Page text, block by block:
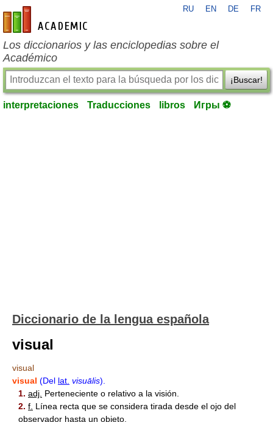
es-academic.com
RU EN DE FR
Los diccionarios y las enciclopedias sobre el
Académico
¡Buscar!
interpretaciones Traducciones libros Игры ⚽
Diccionario de la lengua española
visual
visual
visual (Del lat. visuālis).
1. adj. Perteneciente o relativo a la visión.
2. f. Línea recta que se considera tirada desde el ojo del
observador hasta un objeto.